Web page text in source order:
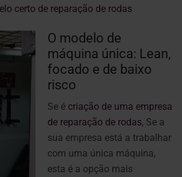
certo de reparação de rodas
O modelo de
máquina única: Lean,
focado e de baixo
risco
Se é criação de uma empresa
de reparação de rodas, Se a
sua empresa está a trabalhar
com uma única máquina,
esta é a opção mais